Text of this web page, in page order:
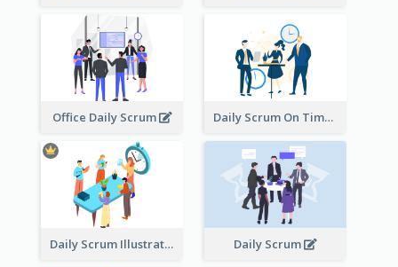
Office Daily Scrum Daily Scrum On Time
Daily Scrum Illustration Daily Scrum